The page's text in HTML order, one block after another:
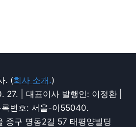
. (회사 소개.)
27. | 대표이사 발행인: 이정환 |
번호: 서울-아55040.
중구 명동2길 57 태평양빌딩